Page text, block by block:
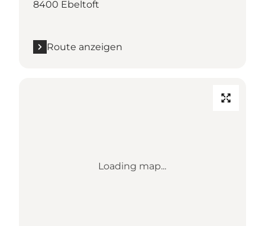
8400 Ebeltoft
Route anzeigen
Loading map...